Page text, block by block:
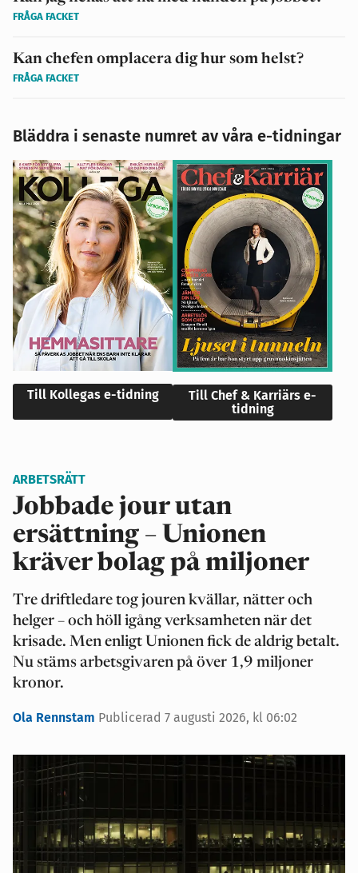
FRÅGA FACKET
Kan chefen omplacera dig hur som helst?
FRÅGA FACKET
Bläddra i senaste numret av våra e-tidningar
Till Kollegas e-tidning
Till Chef & Karriärs e-
tidning
ARBETSRÄTT
Jobbade jour utan
ersättning – Unionen
kräver bolag på miljoner
Tre driftledare tog jouren kvällar, nätter och
helger – och höll igång verksamheten när det
krisade. Men enligt Unionen fick de aldrig betalt.
Nu stäms arbetsgivaren på över 1,9 miljoner
kronor.
Ola Rennstam Publicerad 7 augusti 2026, kl 06:02